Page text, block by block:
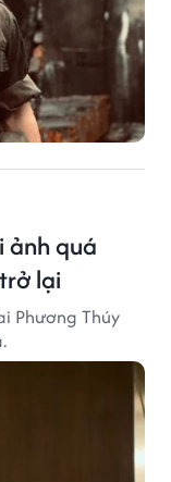
ảnh quá
lại
Phương Thúy